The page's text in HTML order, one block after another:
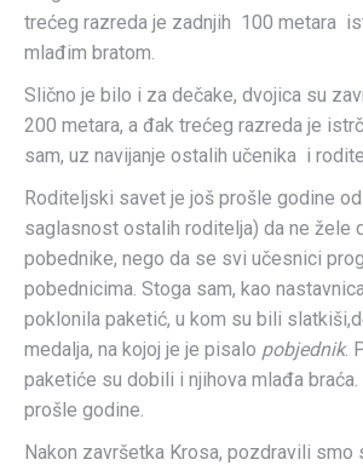
trećeg razreda je zadnjih 100 metara
mlađim bratom.
Slično je bilo i za dečake, dvojica su
200 metara, a đak trećeg razreda je
sam, uz navijanje ostalih učenika i
Roditeljski savet je još prošle godine
saglasnost ostalih roditelja) da ne žele
pobednike, nego da se svi učesnici
pobednicima. Stoga sam, kao
poklonila paketić, u kom su bili
medalja, na kojoj je je pisalo pobjednik.
paketiće su dobili i njihova mlađa
prošle godine.
Nakon završetka Krosa, pozdravili smo